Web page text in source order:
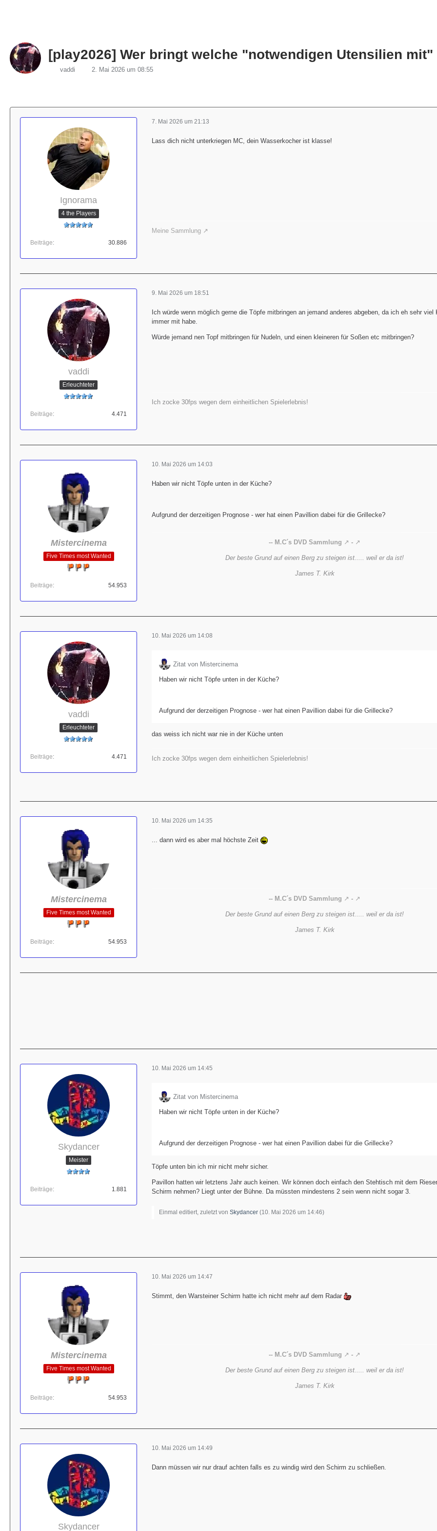
[play2026] Wer bringt welche "notwendigen Utensilien mit"
vaddi 2. Mai 2026 um 08:55
Ignorama
4 the Players
Beiträge 30.886
7. Mai 2026 um 21:13
Lass dich nicht unterkriegen MC, dein Wasserkocher ist klasse!
Meine Sammlung
vaddi
Erleuchteter
Beiträge 4.471
9. Mai 2026 um 18:51
Ich würde wenn möglich gerne die Töpfe mitbringen an jemand anderes abgeben, da ich eh sehr viel
immer mit habe.
Würde jemand nen Topf mitbringen für Nudeln, und einen kleineren für Soßen etc mitbringen?
Ich zocke 30fps wegen dem einheitlichen Spielerlebnis!
Mistercinema
Five Times most Wanted
Beiträge 54.953
10. Mai 2026 um 14:03
Haben wir nicht Töpfe unten in der Küche?
Aufgrund der derzeitigen Prognose - wer hat einen Pavillion dabei für die Grillecke?
-- M.C´s DVD Sammlung -
Der beste Grund auf einen Berg zu steigen ist..... weil er da ist!
James T. Kirk
vaddi
Erleuchteter
Beiträge 4.471
10. Mai 2026 um 14:08
Zitat von Mistercinema
Haben wir nicht Töpfe unten in der Küche?
Aufgrund der derzeitigen Prognose - wer hat einen Pavillion dabei für die Grillecke?
das weiss ich nicht war nie in der Küche unten
Ich zocke 30fps wegen dem einheitlichen Spielerlebnis!
Mistercinema
Five Times most Wanted
Beiträge 54.953
10. Mai 2026 um 14:35
... dann wird es aber mal höchste Zeit
-- M.C´s DVD Sammlung -
Der beste Grund auf einen Berg zu steigen ist..... weil er da ist!
James T. Kirk
Skydancer
Meister
Beiträge 1.881
10. Mai 2026 um 14:45
Zitat von Mistercinema
Haben wir nicht Töpfe unten in der Küche?
Aufgrund der derzeitigen Prognose - wer hat einen Pavillion dabei für die Grillecke?
Töpfe unten bin ich mir nicht mehr sicher.
Pavillon hatten wir letztens Jahr auch keinen. Wir können doch einfach den Stehtisch mit dem
Schirm nehmen? Liegt unter der Bühne. Da müssten mindestens 2 sein wenn nicht sogar 3.
Einmal editiert, zuletzt von Skydancer (10. Mai 2026 um 14:46)
Mistercinema
Five Times most Wanted
Beiträge 54.953
10. Mai 2026 um 14:47
Stimmt, den Warsteiner Schirm hatte ich nicht mehr auf dem Radar
-- M.C´s DVD Sammlung -
Der beste Grund auf einen Berg zu steigen ist..... weil er da ist!
James T. Kirk
Skydancer
10. Mai 2026 um 14:49
Dann müssen wir nur drauf achten falls es zu windig wird den Schirm zu schließen.